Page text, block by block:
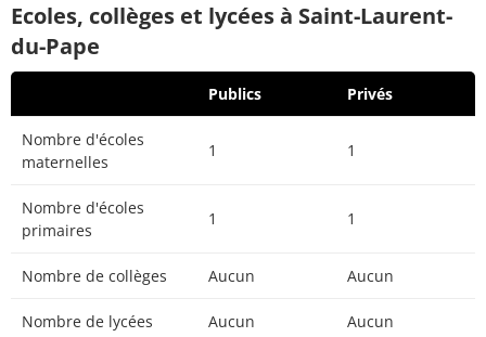
Ecoles, collèges et lycées à Saint-Laurent-
du-Pape
Publics Privés
Nombre d'écoles
maternelles
1 1
Nombre d'écoles
primaires
1 1
Nombre de collèges Aucun Aucun
Nombre de lycées Aucun Aucun